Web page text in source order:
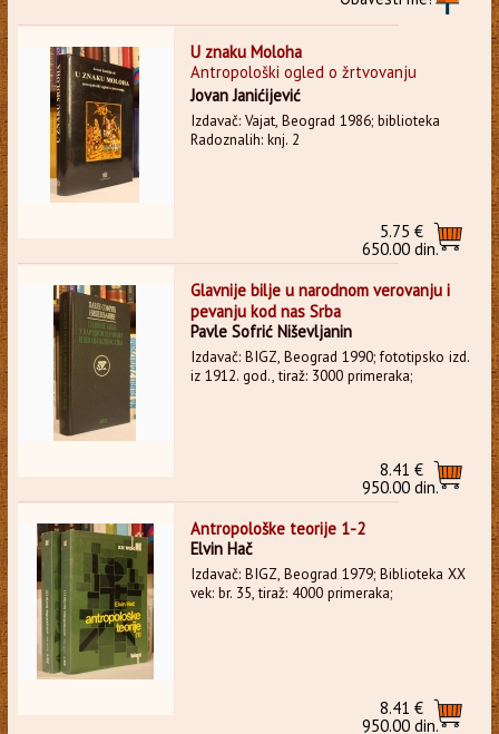
U znaku Moloha
Antropološki ogled o žrtvovanju
Jovan Janićijević
Izdavač: Vajat, Beograd 1986; biblioteka
Radoznalih: knj. 2
5.75 €
650.00 din.
Glavnije bilje u narodnom verovanju i
pevanju kod nas Srba
Pavle Sofrić Niševljanin
Izdavač: BIGZ, Beograd 1990; fototipsko izd.
iz 1912. god., tiraž: 3000 primeraka;
8.41 €
950.00 din.
Antropološke teorije 1-2
Elvin Hač
Izdavač: BIGZ, Beograd 1979; Biblioteka XX
vek: br. 35, tiraž: 4000 primeraka;
8.41 €
950.00 din.